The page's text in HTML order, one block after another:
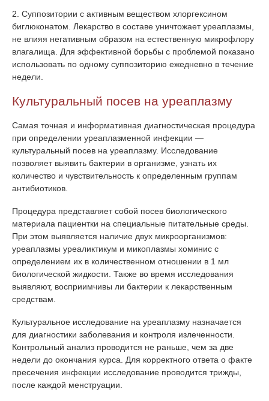
2. Суппозитории с активным веществом хлоргексином
биглюконатом. Лекарство в составе уничтожает уреаплазмы,
не влияя негативным образом на естественную микрофлору
влагалища. Для эффективной борьбы с проблемой показано
использовать по одному суппозиторию ежедневно в течение
недели.
Культуральный посев на уреаплазму
Самая точная и информативная диагностическая процедура
при определении уреаплазменной инфекции —
культуральный посев на уреаплазму. Исследование
позволяет выявить бактерии в организме, узнать их
количество и чувствительность к определенным группам
антибиотиков.
Процедура представляет собой посев биологического
материала пациентки на специальные питательные среды.
При этом выявляется наличие двух микроорганизмов:
уреаплазмы уреаликтикум и микоплазмы хоминис с
определением их в количественном отношении в 1 мл
биологической жидкости. Также во время исследования
выявляют, восприимчивы ли бактерии к лекарственным
средствам.
Культуральное исследование на уреаплазму назначается
для диагностики заболевания и контроля излеченности.
Контрольный анализ проводится не раньше, чем за две
недели до окончания курса. Для корректного ответа о факте
пресечения инфекции исследование проводится трижды,
после каждой менструации.